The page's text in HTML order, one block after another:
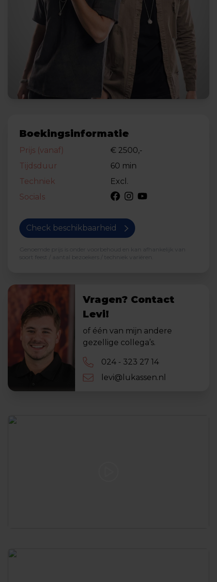
Boekingsinformatie
Prijs (vanaf)
€ 2500,-
Tijdsduur
60 min
Techniek
Excl.
Socials
Check beschikbaarheid
Genoemde prijs is onder voorbehoud en kan afhankelijk van
soort feest / aantal bezoekers / techniek variëren.
Vragen? Contact
Levi!
of één van mijn andere
gezellige collega’s.
024 - 323 27 14
levi@lukassen.nl